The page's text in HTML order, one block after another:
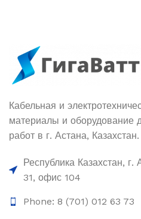
Кабельная и
материалы и оборудование
работ в г. Астана, Казахстан.
Республика Казахстан,
31, офис 104
Phone: 8 (701) 012 63 73